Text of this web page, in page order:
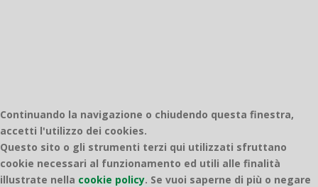
Continuando la navigazione o chiudendo questa finestra,
accetti l'utilizzo dei cookies.
Questo sito o gli strumenti terzi qui utilizzati sfruttano
cookie necessari al funzionamento ed utili alle finalità
illustrate nella cookie policy. Se vuoi saperne di più o negare